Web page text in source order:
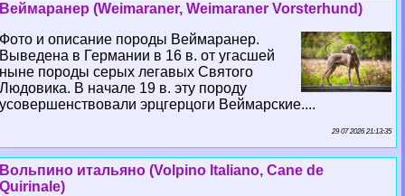
Веймаранер (Weimaraner, Weimaraner Vorsterhund)
Фото и описание породы Веймаранер.
Выведена в Германии в 16 в. от угасшей
ныне породы серых легавых Святого
Людовика. В начале 19 в. эту породу
усовершенствовали эрцгерцоги Веймарские....
29 07 2026 21:13:35
Вольпино итальяно (Volpino Italiano, Cane de
Quirinale)